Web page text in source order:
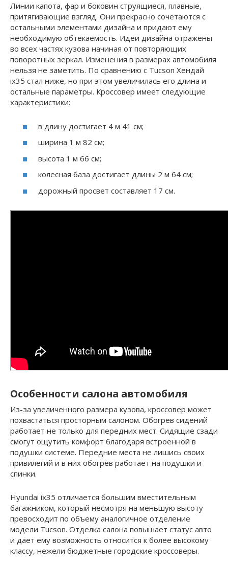
Линии капота, фар и боковин струящиеся, плавные,
притягивающие взгляд. Они прекрасно сочетаются с
остальными элементами дизайна и придают ему
необходимую обтекаемость. Идеи дизайна отражены
во всех частях кузова начиная от повторяющих
поворотных зеркал. Изменения в размерах автомобиля
нельзя не заметить. По сравнению с Tucson Хендай
ix35 стал ниже, но при этом увеличилась его длина и
остальные параметры. Кроссовер имеет следующие
характеристики:
в длину достигает 4 м 41 см;
ширина 1 м 82 см;
высота 1 м 66 см;
колесная база достигает длины 2 м 64 см;
дорожный просвет составляет 17 см.
Особенности салона автомобиля
Из-за увеличенного размера кузова, кроссовер может
похвастаться просторным салоном. Обогрев сидений
работает не только для передних мест. Сидящие сзади
смогут ощутить комфорт благодаря встроенной в
подушки системе. Передние места не лишись своих
привилегий и в них обогрев работает на подушки и
спинки.
Hyundai ix35 отличается большим вместительным
багажником, который несмотря на меньшую высоту
превосходит по объему аналогичное отделение
модели Tucson. Отделка салона повышает статус авто
и дает ему возможность относится к более высокому
классу, нежели бюджетные городские кроссоверы.